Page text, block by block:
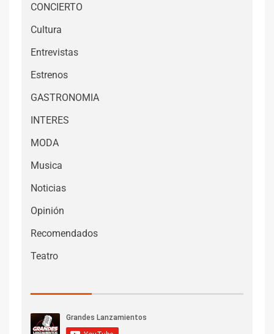
CONCIERTO
Cultura
Entrevistas
Estrenos
GASTRONOMIA
INTERES
MODA
Musica
Noticias
Opinión
Recomendados
Teatro